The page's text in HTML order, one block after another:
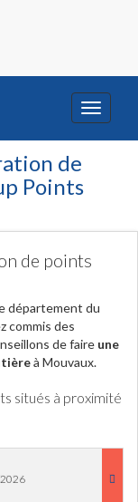
Toggle
de
Points
de points
département du
commis des
de faire une
à Mouvaux.
situés à proximité
2026